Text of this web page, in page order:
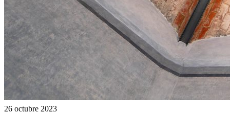
26 octubre 2023